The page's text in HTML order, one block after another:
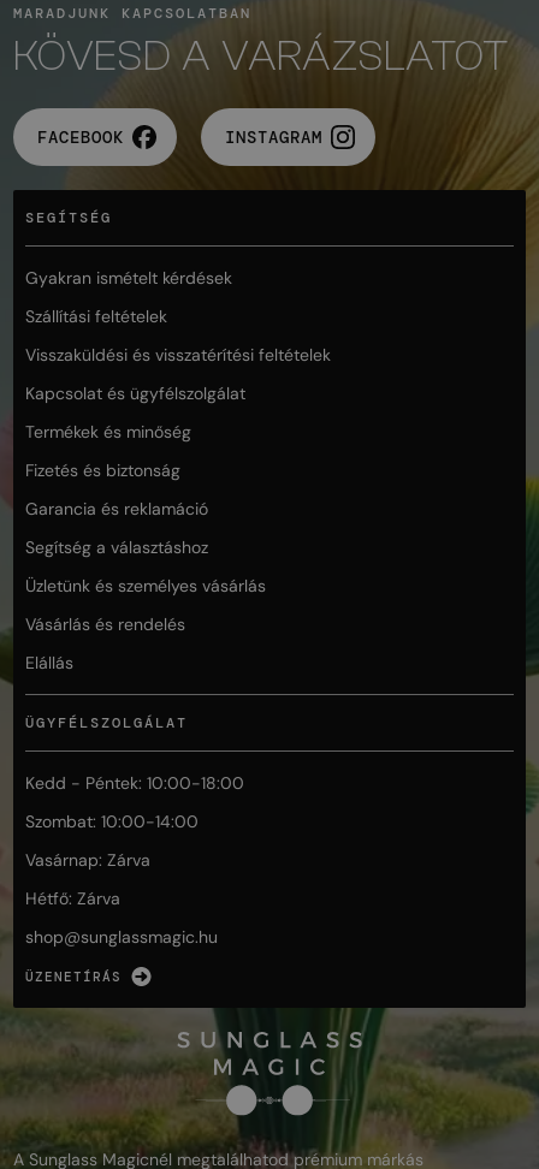
MARADJUNK KAPCSOLATBAN
KÖVESD A VARÁZSLATOT
FACEBOOK INSTAGRAM
SEGÍTSÉG
Gyakran ismételt kérdések
Szállítási feltételek
Visszaküldési és visszatérítési feltételek
Kapcsolat és ügyfélszolgálat
Termékek és minőség
Fizetés és biztonság
Garancia és reklamáció
Segítség a választáshoz
Üzletünk és személyes vásárlás
Vásárlás és rendelés
Elállás
ÜGYFÉLSZOLGÁLAT
Kedd - Péntek: 10:00-18:00
Szombat: 10:00-14:00
Vasárnap: Zárva
Hétfő: Zárva
shop@sunglassmagic.hu
ÜZENETÍRÁS
A Sunglass Magicnél megtalálhatod prémium márkás